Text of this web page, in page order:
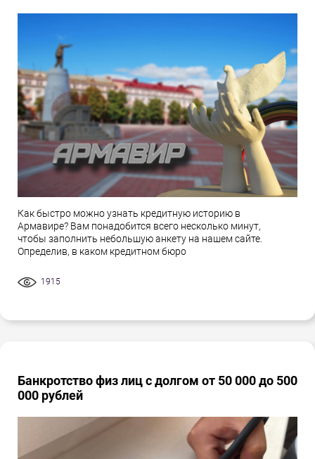
Как быстро можно узнать кредитную историю в
Армавире? Вам понадобится всего несколько минут,
чтобы заполнить небольшую анкету на нашем сайте.
Определив, в каком кредитном бюро
1915
Банкротство физ лиц с долгом от 50 000 до 500
000 рублей